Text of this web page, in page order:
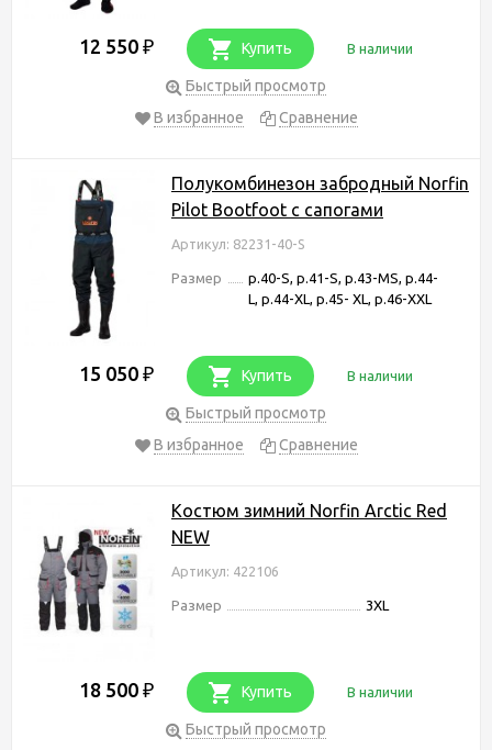
12 550 ₽ Купить В наличии
Быстрый просмотр
В избранное
Сравнение
Полукомбинезон забродный Norfin
Pilot Bootfoot с сапогами
Артикул: 82231-40-S
Размер
p.40-S, p.41-S, p.43-MS, p.44-
L, p.44-XL, p.45- XL, р.46-XXL
15 050 ₽ Купить В наличии
Быстрый просмотр
В избранное
Сравнение
Костюм зимний Norfin Arctic Red
NEW
Артикул: 422106
Размер 3XL
18 500 ₽ Купить В наличии
Быстрый просмотр